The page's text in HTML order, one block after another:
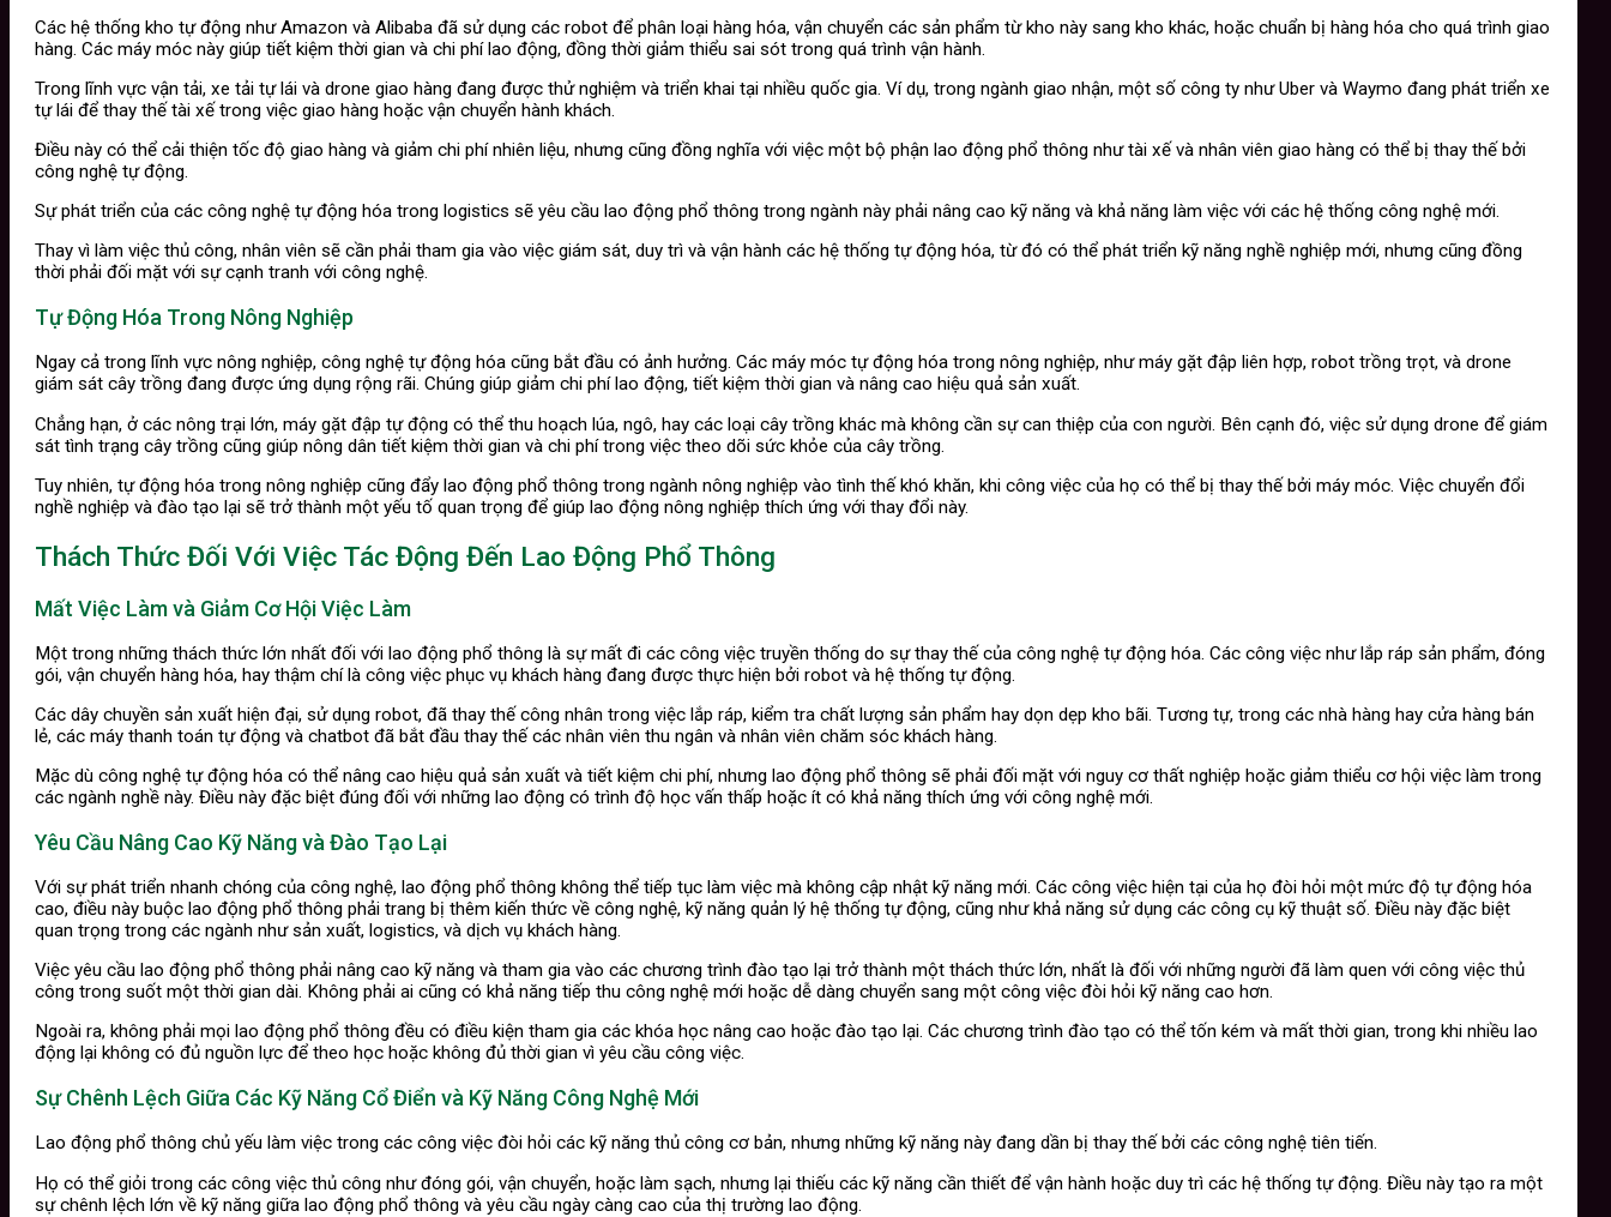
Các hệ thống kho tự động như Amazon và Alibaba đã sử dụng các robot để phân loại hàng hóa, vận chuyển các sản phẩm từ kho này sang kho khác, hoặc chuẩn bị hàng hóa cho quá trình giao
hàng. Các máy móc này giúp tiết kiệm thời gian và chi phí lao động, đồng thời giảm thiểu sai sót trong quá trình vận hành.
Trong lĩnh vực vận tải, xe tải tự lái và drone giao hàng đang được thử nghiệm và triển khai tại nhiều quốc gia. Ví dụ, trong ngành giao nhận, một số công ty như Uber và Waymo đang phát triển xe
tự lái để thay thế tài xế trong việc giao hàng hoặc vận chuyển hành khách.
Điều này có thể cải thiện tốc độ giao hàng và giảm chi phí nhiên liệu, nhưng cũng đồng nghĩa với việc một bộ phận lao động phổ thông như tài xế và nhân viên giao hàng có thể bị thay thế bởi
công nghệ tự động.
Sự phát triển của các công nghệ tự động hóa trong logistics sẽ yêu cầu lao động phổ thông trong ngành này phải nâng cao kỹ năng và khả năng làm việc với các hệ thống công nghệ mới.
Thay vì làm việc thủ công, nhân viên sẽ cần phải tham gia vào việc giám sát, duy trì và vận hành các hệ thống tự động hóa, từ đó có thể phát triển kỹ năng nghề nghiệp mới, nhưng cũng đồng
thời phải đối mặt với sự cạnh tranh với công nghệ.
Tự Động Hóa Trong Nông Nghiệp
Ngay cả trong lĩnh vực nông nghiệp, công nghệ tự động hóa cũng bắt đầu có ảnh hưởng. Các máy móc tự động hóa trong nông nghiệp, như máy gặt đập liên hợp, robot trồng trọt, và drone
giám sát cây trồng đang được ứng dụng rộng rãi. Chúng giúp giảm chi phí lao động, tiết kiệm thời gian và nâng cao hiệu quả sản xuất.
Chẳng hạn, ở các nông trại lớn, máy gặt đập tự động có thể thu hoạch lúa, ngô, hay các loại cây trồng khác mà không cần sự can thiệp của con người. Bên cạnh đó, việc sử dụng drone để giám
sát tình trạng cây trồng cũng giúp nông dân tiết kiệm thời gian và chi phí trong việc theo dõi sức khỏe của cây trồng.
Tuy nhiên, tự động hóa trong nông nghiệp cũng đẩy lao động phổ thông trong ngành nông nghiệp vào tình thế khó khăn, khi công việc của họ có thể bị thay thế bởi máy móc. Việc chuyển đổi
nghề nghiệp và đào tạo lại sẽ trở thành một yếu tố quan trọng để giúp lao động nông nghiệp thích ứng với thay đổi này.
Thách Thức Đối Với Việc Tác Động Đến Lao Động Phổ Thông
Mất Việc Làm và Giảm Cơ Hội Việc Làm
Một trong những thách thức lớn nhất đối với lao động phổ thông là sự mất đi các công việc truyền thống do sự thay thế của công nghệ tự động hóa. Các công việc như lắp ráp sản phẩm, đóng
gói, vận chuyển hàng hóa, hay thậm chí là công việc phục vụ khách hàng đang được thực hiện bởi robot và hệ thống tự động.
Các dây chuyền sản xuất hiện đại, sử dụng robot, đã thay thế công nhân trong việc lắp ráp, kiểm tra chất lượng sản phẩm hay dọn dẹp kho bãi. Tương tự, trong các nhà hàng hay cửa hàng bán
lẻ, các máy thanh toán tự động và chatbot đã bắt đầu thay thế các nhân viên thu ngân và nhân viên chăm sóc khách hàng.
Mặc dù công nghệ tự động hóa có thể nâng cao hiệu quả sản xuất và tiết kiệm chi phí, nhưng lao động phổ thông sẽ phải đối mặt với nguy cơ thất nghiệp hoặc giảm thiểu cơ hội việc làm trong
các ngành nghề này. Điều này đặc biệt đúng đối với những lao động có trình độ học vấn thấp hoặc ít có khả năng thích ứng với công nghệ mới.
Yêu Cầu Nâng Cao Kỹ Năng và Đào Tạo Lại
Với sự phát triển nhanh chóng của công nghệ, lao động phổ thông không thể tiếp tục làm việc mà không cập nhật kỹ năng mới. Các công việc hiện tại của họ đòi hỏi một mức độ tự động hóa
cao, điều này buộc lao động phổ thông phải trang bị thêm kiến thức về công nghệ, kỹ năng quản lý hệ thống tự động, cũng như khả năng sử dụng các công cụ kỹ thuật số. Điều này đặc biệt
quan trọng trong các ngành như sản xuất, logistics, và dịch vụ khách hàng.
Việc yêu cầu lao động phổ thông phải nâng cao kỹ năng và tham gia vào các chương trình đào tạo lại trở thành một thách thức lớn, nhất là đối với những người đã làm quen với công việc thủ
công trong suốt một thời gian dài. Không phải ai cũng có khả năng tiếp thu công nghệ mới hoặc dễ dàng chuyển sang một công việc đòi hỏi kỹ năng cao hơn.
Ngoài ra, không phải mọi lao động phổ thông đều có điều kiện tham gia các khóa học nâng cao hoặc đào tạo lại. Các chương trình đào tạo có thể tốn kém và mất thời gian, trong khi nhiều lao
động lại không có đủ nguồn lực để theo học hoặc không đủ thời gian vì yêu cầu công việc.
Sự Chênh Lệch Giữa Các Kỹ Năng Cổ Điển và Kỹ Năng Công Nghệ Mới
Lao động phổ thông chủ yếu làm việc trong các công việc đòi hỏi các kỹ năng thủ công cơ bản, nhưng những kỹ năng này đang dần bị thay thế bởi các công nghệ tiên tiến.
Họ có thể giỏi trong các công việc thủ công như đóng gói, vận chuyển, hoặc làm sạch, nhưng lại thiếu các kỹ năng cần thiết để vận hành hoặc duy trì các hệ thống tự động. Điều này tạo ra một
sự chênh lệch lớn về kỹ năng giữa lao động phổ thông và yêu cầu ngày càng cao của thị trường lao động.